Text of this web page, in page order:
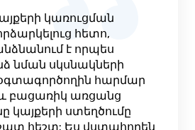
կառուցման
հետո,
է որպես
նման սկսնակների
հարմար
բացառիկ առցանց
կայքերի ստեղծումը
հեշտ: Ես վստահորեն